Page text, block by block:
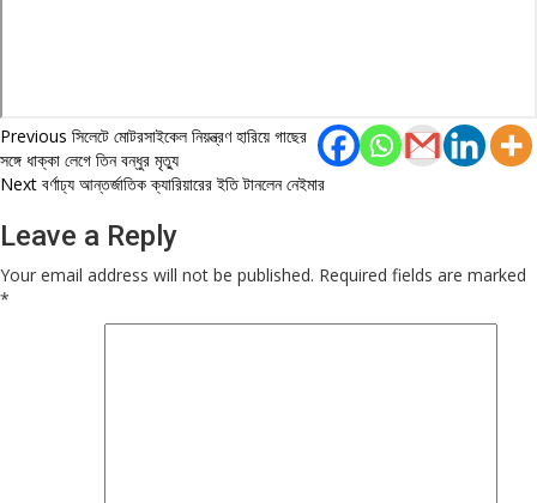
Post
navigation
Previous সিলেটে মোটরসাইকেল নিয়ন্ত্রণ হারিয়ে গাছের
সঙ্গে ধাক্কা লেগে তিন বন্ধুর মৃত্যু
Next বর্ণাঢ্য আন্তর্জাতিক ক্যারিয়ারের ইতি টানলেন নেইমার
Leave a Reply
Your email address will not be published. Required fields are marked
*